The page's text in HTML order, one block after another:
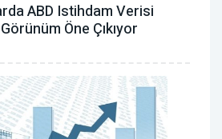
ABD Istihdam Verisi
Öne Çıkıyor